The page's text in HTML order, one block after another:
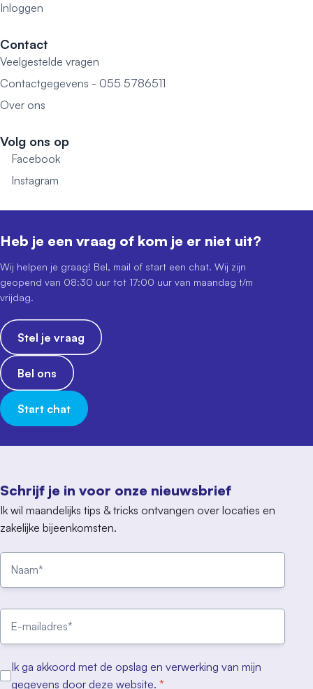
Inloggen
Contact
Veelgestelde vragen
Contactgegevens - 055 5786511
Over ons
Volg ons op
Facebook
Instagram
Schrijf je in voor onze nieuwsbrief
Ik wil maandelijks tips & tricks ontvangen over locaties en
zakelijke bijeenkomsten.
Ik ga akkoord met de opslag en verwerking van mijn
gegevens door deze website. *
Heb je een vraag of kom je er niet uit?
Wij helpen je graag! Bel, mail of start een chat. Wij zijn
geopend van 08:30 uur tot 17:00 uur van maandag t/m
vrijdag.
Stel je vraag
Bel ons
Start chat